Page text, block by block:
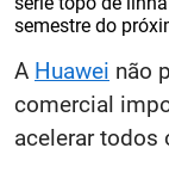
A Huawei não
comercial
acelerar todos
semestre do